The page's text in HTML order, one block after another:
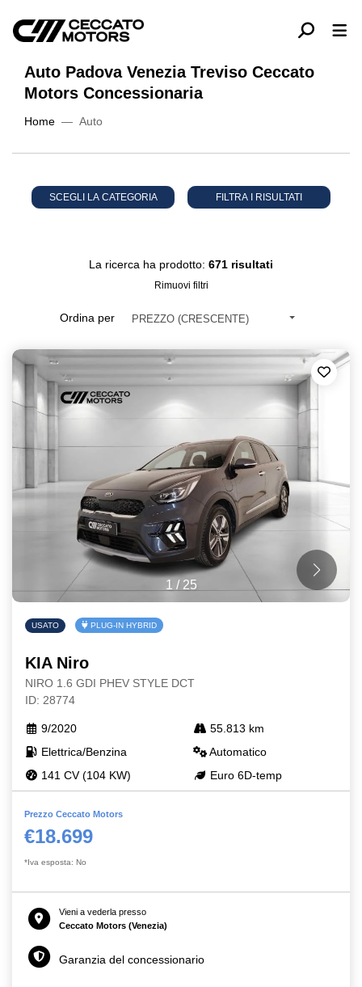
Auto Padova Venezia Treviso Ceccato
Motors Concessionaria
Home Auto
SCEGLI LA CATEGORIA FILTRA I RISULTATI
La ricerca ha prodotto: 671 risultati
Rimuovi filtri
Ordina per PREZZO (CRESCENTE)
1 / 25
USATO PLUG-IN HYBRID
KIA Niro
NIRO 1.6 GDI PHEV STYLE DCT
ID: 28774
9/2020
55.813 km
Elettrica/Benzina
Automatico
141 CV (104 KW)
Euro 6D-temp
Prezzo Ceccato Motors
€18.699
*Iva esposta: No
Vieni a vederla presso
Ceccato Motors (Venezia)
Garanzia del concessionario